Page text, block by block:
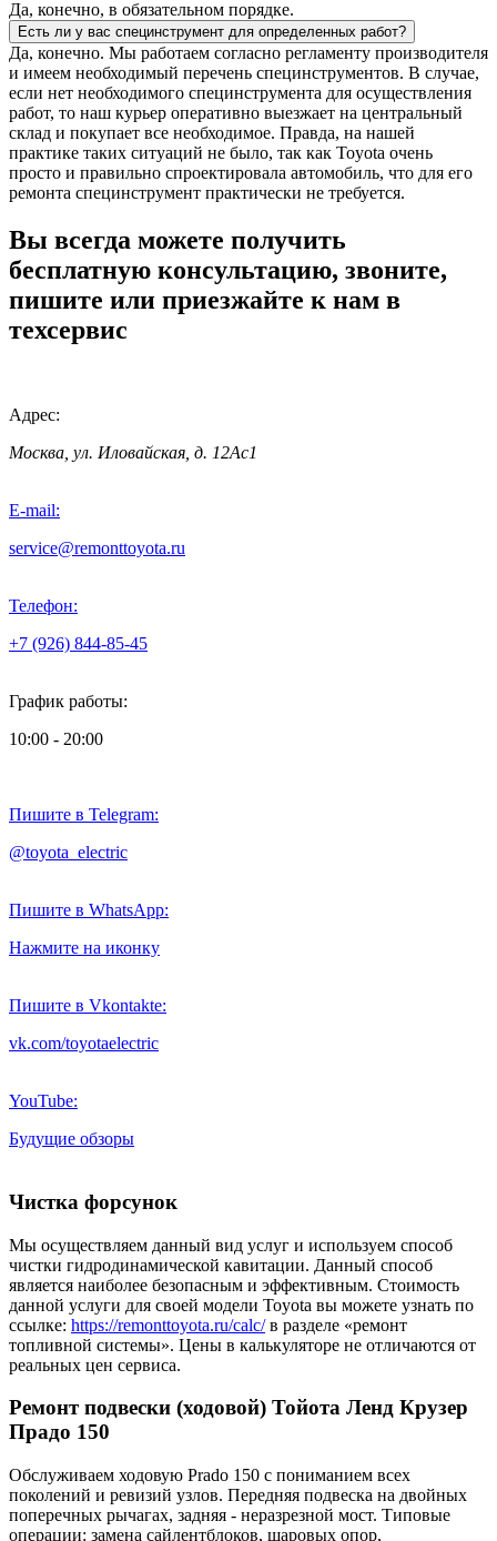
Да, конечно, в обязательном порядке.
Есть ли у вас специнструмент для определенных работ?
Да, конечно. Мы работаем согласно регламенту производителя
и имеем необходимый перечень специнструментов. В случае,
если нет необходимого специнструмента для осуществления
работ, то наш курьер оперативно выезжает на центральный
склад и покупает все необходимое. Правда, на нашей
практике таких ситуаций не было, так как Toyota очень
просто и правильно спроектировала автомобиль, что для его
ремонта специнструмент практически не требуется.
Вы всегда можете получить
бесплатную консультацию, звоните,
пишите или приезжайте к нам в
техсервис
Адрес:
Москва, ул. Иловайская, д. 12Ас1
E-mail:
service@remonttoyota.ru
Телефон:
+7 (926) 844-85-45
График работы:
10:00 - 20:00
Пишите в Telegram:
@toyota_electric
Пишите в WhatsApp:
Нажмите на иконку
Пишите в Vkontakte:
vk.com/toyotaelectric
YouTube:
Будущие обзоры
Чистка форсунок
Мы осуществляем данный вид услуг и используем способ
чистки гидродинамической кавитации. Данный способ
является наиболее безопасным и эффективным. Стоимость
данной услуги для своей модели Toyota вы можете узнать по
ссылке: https://remonttoyota.ru/calc/в разделе «ремонт
топливной системы». Цены в калькуляторе не отличаются от
реальных цен сервиса.
Ремонт подвески (ходовой) Тойота Ленд Крузер
Прадо 150
Обслуживаем ходовую Prado 150 с пониманием всех
поколений и ревизий узлов. Передняя подвеска на двойных
поперечных рычагах, задняя - неразрезной мост. Типовые
операции: замена сайлентблоков, шаровых опор,